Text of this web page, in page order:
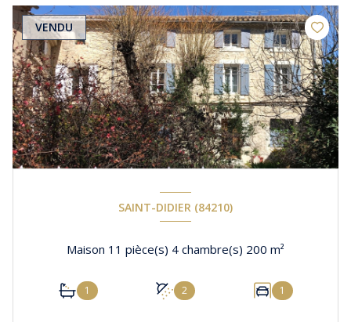
VENDU
SAINT-DIDIER (84210)
Maison 11 pièce(s) 4 chambre(s) 200 m²
1 2 1